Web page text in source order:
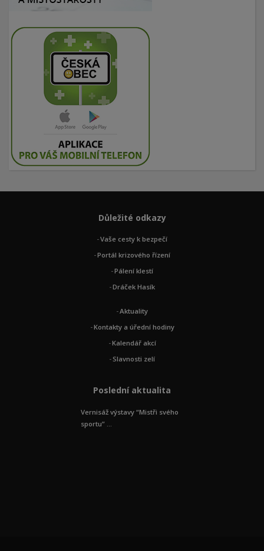
Důležité odkazy
Vaše cesty k bezpečí
Portál krizového řízení
Pálení klestí
Dráček Hasík
Aktuality
Kontakty a úřední hodiny
Kalendář akcí
Slavnosti zelí
Poslední aktualita
Vernisáž výstavy “Mistři svého
sportu” ...